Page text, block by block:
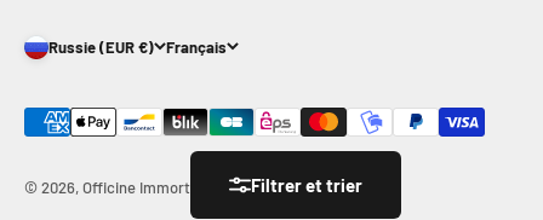
Filtrer et trier
Russie (EUR €) Français
© 2026, Officine Immortelle.